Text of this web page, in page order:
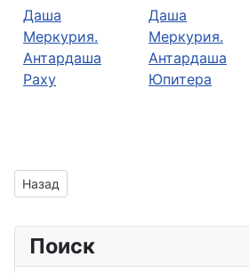
Даша
Меркурия.
Антардаша
Раху
Даша
Меркурия.
Антардаша
Юпитера
Предыдущий: Даша Меркурий - Марс
Назад
Поиск